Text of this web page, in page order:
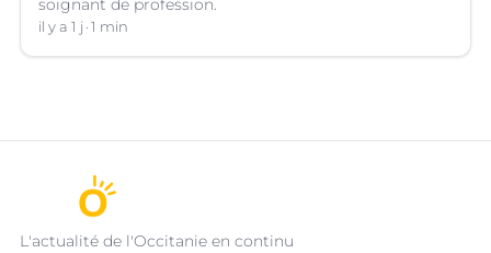
soignant de profession.
il y a 1 j 1 min
L'actualité de l'Occitanie en continu